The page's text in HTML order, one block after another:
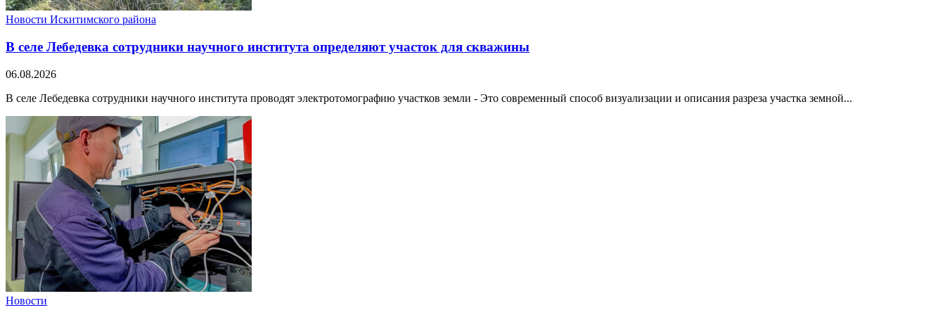
Новости Искитимского района
В селе Лебедевка сотрудники научного института определяют участок для скважины
06.08.2026
В селе Лебедевка сотрудники научного института проводят электротомографию участков земли - Это современный способ визуализации и описания разреза участка земной...
Новости